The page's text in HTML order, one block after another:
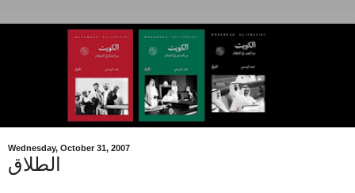
Wednesday, October 31, 2007
الطلاق